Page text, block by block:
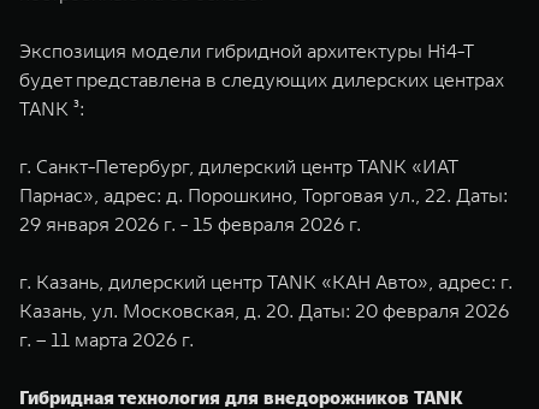
Экспозиция модели гибридной архитектуры Hi4-T
будет представлена в следующих дилерских центрах
TANK ³:
г. Санкт-Петербург, дилерский центр TANK «ИАТ
Парнас», адрес: д. Порошкино, Торговая ул., 22. Даты:
29 января 2026 г. - 15 февраля 2026 г.
г. Казань, дилерский центр TANK «КАН Авто», адрес: г.
Казань, ул. Московская, д. 20. Даты: 20 февраля 2026
г. – 11 марта 2026 г.
Гибридная технология для внедорожников TANK